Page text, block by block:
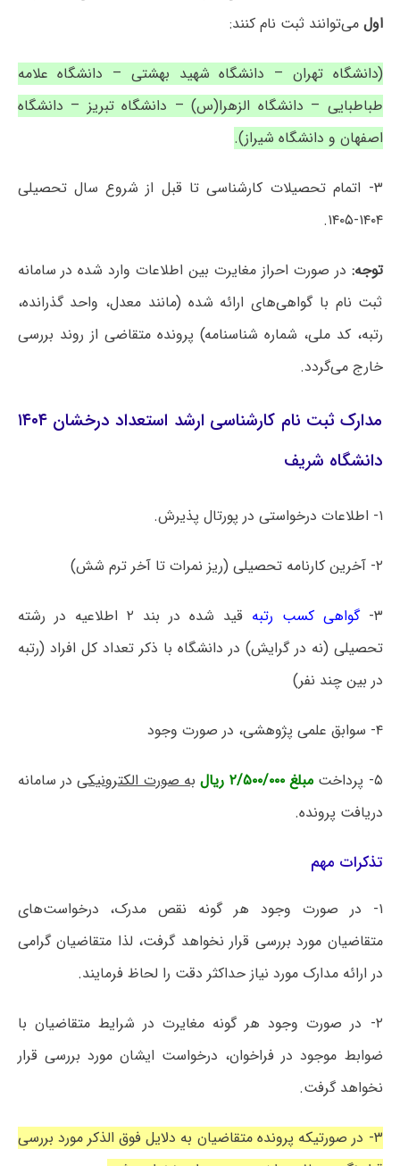
اول می‌توانند ثبت نام کنند:
(دانشگاه تهران – دانشگاه شهید بهشتی – دانشگاه علامه
طباطبایی – دانشگاه الزهرا(س) – دانشگاه تبریز – دانشگاه
اصفهان و دانشگاه شیراز).
۳- اتمام تحصیلات کارشناسی تا قبل از شروع سال تحصیلی
۱۴۰۴-۱۴۰۵.
توجه: در صورت احراز مغایرت بین اطلاعات وارد شده در سامانه
ثبت نام با گواهی‌های ارائه شده (مانند معدل، واحد گذرانده،
رتبه، کد ملی، شماره شناسنامه) پرونده متقاضی از روند بررسی
خارج می‌گردد.
مدارک ثبت نام کارشناسی ارشد استعداد درخشان ۱۴۰۴
دانشگاه شریف
۱- اطلاعات درخواستی در پورتال پذیرش.
۲- آخرین کارنامه تحصیلی (ریز نمرات تا آخر ترم شش)
۳- گواهی کسب رتبه‌
قید شده در بند ۲ اطلاعیه در رشته
تحصیلی (نه در گرایش) در دانشگاه با ذکر تعداد کل افراد (رتبه
در بین چند نفر)
۴- سوابق علمی پژوهشی، در صورت وجود
۵- پرداخت مبلغ ۲/۵۰۰/۰۰۰ ریال به صورت الکترونیکیدر سامانه
دریافت پرونده.
تذکرات مهم
۱- در صورت وجود هر گونه نقص مدرک، درخواست‌های
متقاضیان مورد بررسی قرار نخواهد گرفت، لذا متقاضیان گرامی
در ارائه مدارک مورد نیاز حداکثر دقت را لحاظ فرمایند.
۲- در صورت وجود هر گونه مغایرت در شرایط متقاضیان با
ضوابط موجود در فراخوان، درخواست ایشان مورد بررسی قرار
نخواهد گرفت.
۳- در صورتیکه پرونده متقاضیان به دلایل فوق الذکر مورد بررسی